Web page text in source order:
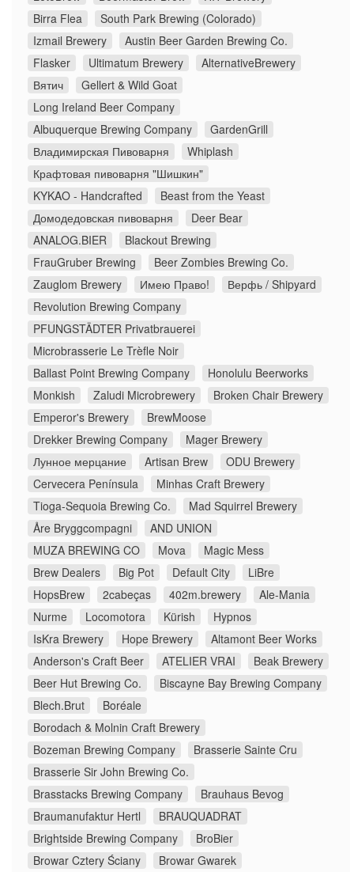
Birra Flea
South Park Brewing (Colorado)
Izmail Brewery
Austin Beer Garden Brewing Co.
Flasker
Ultimatum Brewery
AlternativeBrewery
Вятич
Gellert & Wild Goat
Long Ireland Beer Company
Albuquerque Brewing Company
GardenGrill
Владимирская Пивоварня
Whiplash
Крафтовая пивоварня "Шишкин"
KYKAO - Handcrafted
Beast from the Yeast
Домодедовская пивоварня
Deer Bear
ANALOG.BIER
Blackout Brewing
FrauGruber Brewing
Beer Zombies Brewing Co.
Zauglom Brewery
Имею Право!
Верфь / Shipyard
Revolution Brewing Company
PFUNGSTÄDTER Privatbrauerei
Microbrasserie Le Trèfle Noir
Ballast Point Brewing Company
Honolulu Beerworks
Monkish
Zaludi Microbrewery
Broken Chair Brewery
Emperor's Brewery
BrewMoose
Drekker Brewing Company
Mager Brewery
Лунное мерцание
Artisan Brew
ODU Brewery
Cervecera Península
Minhas Craft Brewery
Tioga-Sequoia Brewing Co.
Mad Squirrel Brewery
Åre Bryggcompagni
AND UNION
MUZA BREWING CO
Mova
Magic Mess
Brew Dealers
Big Pot Default City
LiBre
HopsBrew
2cabeças 402m.brewery
Ale-Mania
Nurme
Locomotora Kürish
Hypnos
IsKra Brewery
Hope Brewery
Altamont Beer Works
Anderson's Craft Beer
ATELIER VRAI
Beak Brewery
Beer Hut Brewing Co.
Biscayne Bay Brewing Company
Blech.Brut
Boréale
Borodach & Molnin Craft Brewery
Bozeman Brewing Company
Brasserie Sainte Cru
Brasserie Sir John Brewing Co.
Brasstacks Brewing Company
Brauhaus Bevog
Braumanufaktur Hertl
BRAUQUADRAT
Brightside Brewing Company
BroBier
Browar Cztery Ściany
Browar Gwarek